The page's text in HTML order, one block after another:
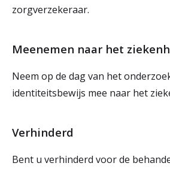
zorgverzekeraar.
Meenemen naar het
Neem op de dag van het
identiteitsbewijs mee naar het
Verhinderd
Bent u verhinderd voor de